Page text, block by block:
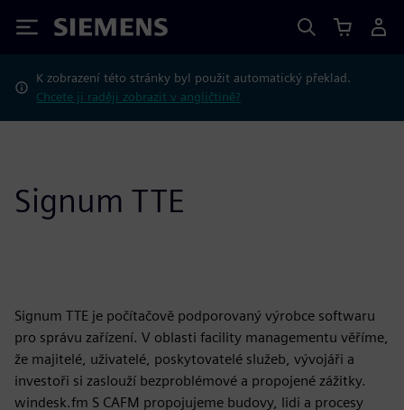
Siemens
K zobrazení této stránky byl použit automatický překlad.
Chcete ji raději zobrazit v angličtině?
Signum TTE
Signum TTE je počítačově podporovaný výrobce softwaru
pro správu zařízení. V oblasti facility managementu věříme,
že majitelé, uživatelé, poskytovatelé služeb, vývojáři a
investoři si zaslouží bezproblémové a propojené zážitky.
windesk.fm S CAFM propojujeme budovy, lidi a procesy